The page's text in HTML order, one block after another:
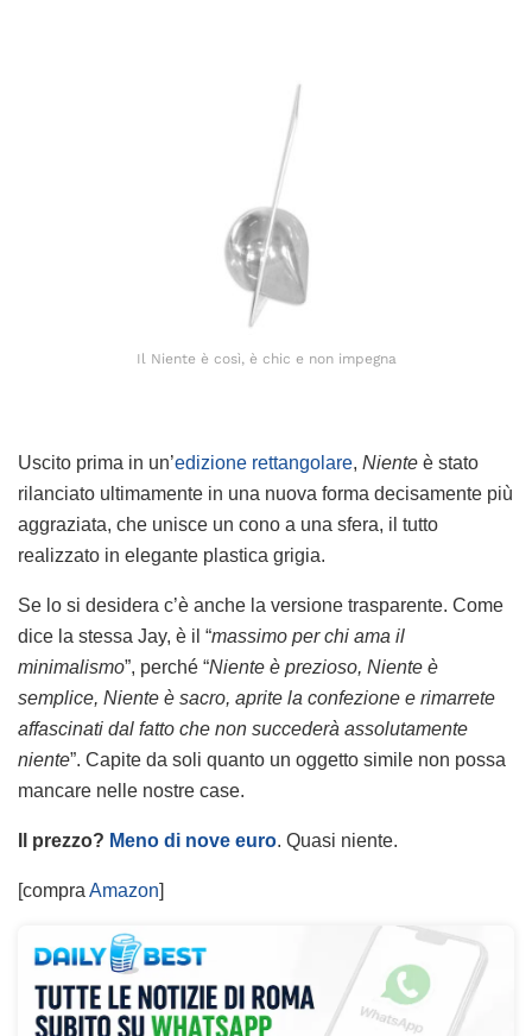
Il Niente è così, è chic e non impegna
Uscito prima in un’edizione rettangolare, Niente è stato
rilanciato ultimamente in una nuova forma decisamente più
aggraziata, che unisce un cono a una sfera, il tutto
realizzato in elegante plastica grigia.
Se lo si desidera c’è anche la versione trasparente. Come
dice la stessa Jay, è il “massimo per chi ama il
minimalismo”, perché “Niente è prezioso, Niente è
semplice, Niente è sacro, aprite la confezione e rimarrete
affascinati dal fatto che non succederà assolutamente
niente”. Capite da soli quanto un oggetto simile non possa
mancare nelle nostre case.
Il prezzo? Meno di nove euro. Quasi niente.
[compra Amazon]